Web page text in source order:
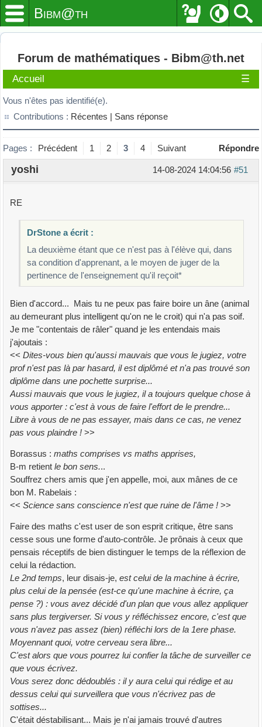
Bibm@th
Forum de mathématiques - Bibm@th.net
Accueil ☰
Vous n'êtes pas identifié(e).
Contributions : Récentes | Sans réponse
Pages : Précédent 1 2 3 4 Suivant Répondre
#51
14-08-2024 14:04:56
yoshi
RE
DrStone a écrit :
La deuxième étant que ce n'est pas à l'élève qui, dans
sa condition d'apprenant, a le moyen de juger de la
pertinence de l'enseignement qu'il reçoit*
Bien d'accord... Mais tu ne peux pas faire boire un âne (animal
au demeurant plus intelligent qu'on ne le croit) qui n'a pas soif.
Je me "contentais de râler" quand je les entendais mais
j'ajoutais :
<< Dites-vous bien qu'aussi mauvais que vous le jugiez, votre
prof n'est pas là par hasard, il est diplômé et n'a pas trouvé son
diplôme dans une pochette surprise...
Aussi mauvais que vous le jugiez, il a toujours quelque chose à
vous apporter : c'est à vous de faire l'effort de le prendre...
Libre à vous de ne pas essayer, mais dans ce cas, ne venez
pas vous plaindre ! >>
Borassus : maths comprises vs maths apprises,
B-m retient le bon sens...
Souffrez chers amis que j'en appelle, moi, aux mânes de ce
bon M. Rabelais :
<< Science sans conscience n'est que ruine de l'âme ! >>
Faire des maths c'est user de son esprit critique, être sans
cesse sous une forme d'auto-contrôle. Je prônais à ceux que
pensais réceptifs de bien distinguer le temps de la réflexion de
celui la rédaction.
Le 2nd temps, leur disais-je, est celui de la machine à écrire,
plus celui de la pensée (est-ce qu'une machine à écrire, ça
pense ?) : vous avez décidé d'un plan que vous allez appliquer
sans plus tergiverser. Si vous y réfléchissez encore, c'est que
vous n'avez pas assez (bien) réfléchi lors de la 1ere phase.
Moyennant quoi, votre cerveau sera libre...
C'est alors que vous pourrez lui confier la tâche de surveiller ce
que vous écrivez.
Vous serez donc dédoublés : il y aura celui qui rédige et au
dessus celui qui surveillera que vous n'écrivez pas de
sottises...
C'était déstabilisant... Mais je n'ai jamais trouvé d'autres